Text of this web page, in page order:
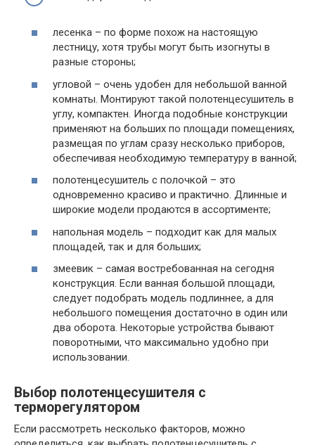
лесенка – по форме похож на настоящую
лестницу, хотя трубы могут быть изогнуты в
разные стороны;
угловой – очень удобен для небольшой ванной
комнаты. Монтируют такой полотенцесушитель в
углу, компактен. Иногда подобные конструкции
применяют на больших по площади помещениях,
размещая по углам сразу несколько приборов,
обеспечивая необходимую температуру в ванной;
полотенцесушитель с полочкой – это
одновременно красиво и практично. Длинные и
широкие модели продаются в ассортименте;
напольная модель – подходит как для малых
площадей, так и для больших;
змеевик – самая востребованная на сегодня
конструкция. Если ванная большой площади,
следует подобрать модель подлиннее, а для
небольшого помещения достаточно в один или
два оборота. Некоторые устройства бывают
поворотными, что максимально удобно при
использовании.
Выбор полотенцесушителя с
терморегулятором
Если рассмотреть несколько факторов, можно